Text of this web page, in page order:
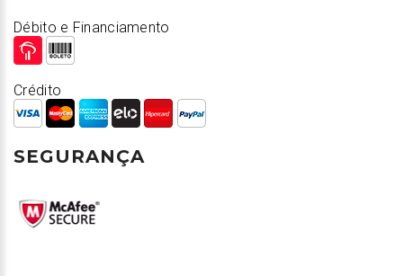
Débito e Financiamento
Crédito
SEGURANÇA